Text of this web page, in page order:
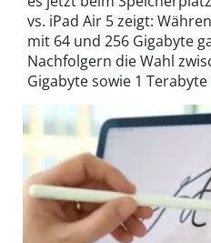
vs. iPad Air 5 zeigt:
mit 64 und 256 Gigabyte
Nachfolgern die Wahl
Gigabyte sowie 1